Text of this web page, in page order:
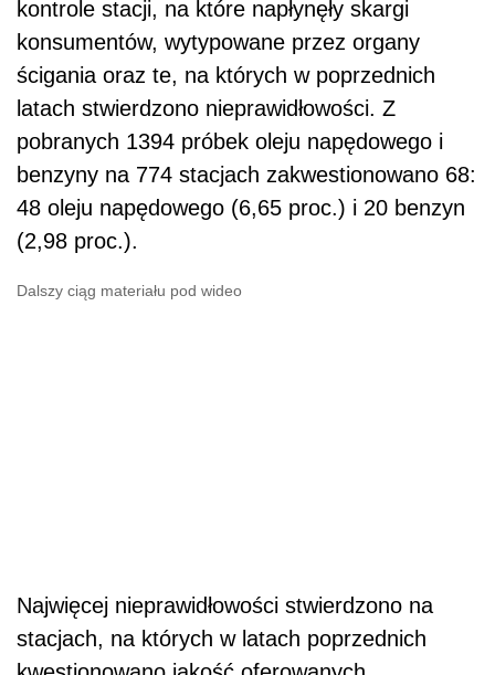
kontrole stacji, na które napłynęły skargi
konsumentów, wytypowane przez organy
ścigania oraz te, na których w poprzednich
latach stwierdzono nieprawidłowości. Z
pobranych 1394 próbek oleju napędowego i
benzyny na 774 stacjach zakwestionowano 68:
48 oleju napędowego (6,65 proc.) i 20 benzyn
(2,98 proc.).
Dalszy ciąg materiału pod wideo
Najwięcej nieprawidłowości stwierdzono na
stacjach, na których w latach poprzednich